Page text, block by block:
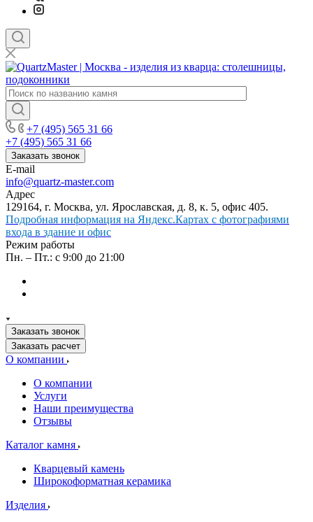
+7 (495) 565 31 66
+7 (495) 565 31 66
Заказать звонок
E-mail
info@quartz-master.com
Адрес
129164, г. Москва, ул. Ярославская, д. 8, к. 5, офис 405.
Подробная информация на Яндекс.Картах с фотографиями
входа в здание и офис
Режим работы
Пн. – Пт.: с 9:00 до 21:00
Заказать звонок
Заказать расчет
О компании
О компании
Услуги
Наши преимущества
Отзывы
Каталог камня
Кварцевый камень
Широкоформатная керамика
Изделия